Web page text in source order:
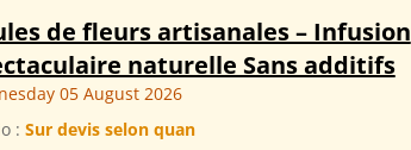
de fleurs artisanales – Infusion
naturelle Sans additifs
05 August 2026
: Sur devis selon quan